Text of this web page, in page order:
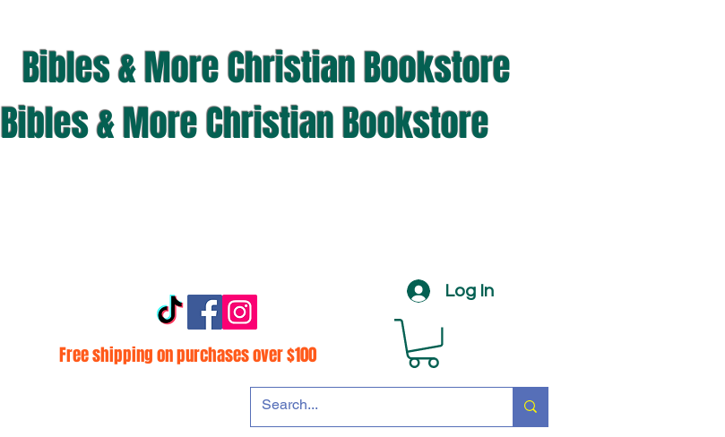
Bibles & More Christian Bookstore
Bibles & More Christian Bookstore
Log In
Free shipping on purchases over $100